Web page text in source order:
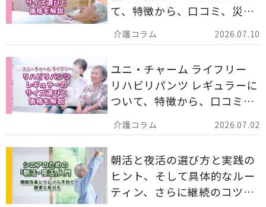
2026.07.10
て、特徴から、口コミ、災害
備蓄としての活用法まで分か
りやすく解説します。
2026.07.02
ユニ・チャーム ライフリー
リハビリパンツ レギュラーに
ついて、特徴から、口コミ、
災害備蓄としての活用法まで
分かりやすく解説します。
朝活と夜活の選び方と実践の
ヒント、そして具体的なルー
ティン、さらに継続のコツま